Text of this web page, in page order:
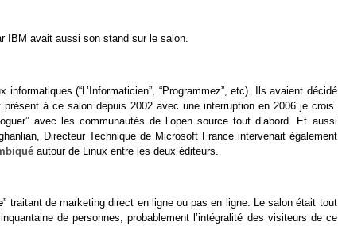
IBM avait aussi son stand sur le salon.
(“L’Informaticien”, “Programmez”, etc). Ils avaient décidé
à ce salon depuis 2002 avec une interruption en 2006 je crois.
avec les communautés de l’open source tout d’abord. Et aussi
Directeur Technique de Microsoft France intervenait également
autour de Linux entre les deux éditeurs.
” traitant de marketing direct en ligne ou pas en ligne. Le salon était tout
de personnes, probablement l’intégralité des visiteurs de ce